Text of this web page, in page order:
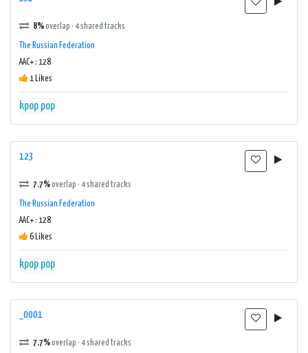
8%overlap · 4 shared tracks
The Russian Federation
AAC+ : 128
1 Likes
kpop pop
123
7.7%overlap · 4 shared tracks
The Russian Federation
AAC+ : 128
6 Likes
kpop pop
_0001
7.7%overlap · 4 shared tracks